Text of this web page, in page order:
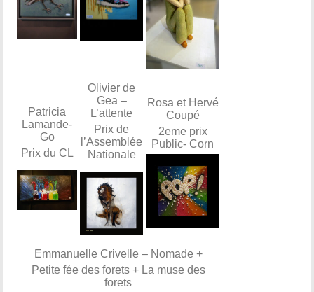
Patricia
Lamande-
Go
Prix du CL
Olivier de
Gea –
L’attente
Prix de
l’Assemblée
Nationale
Rosa et Hervé
Coupé
2eme prix
Public- Corn
Emmanuelle Crivelle – Nomade +
Petite fée des forets + La muse des
forets